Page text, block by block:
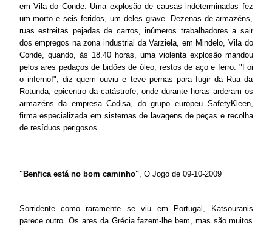
em Vila do Conde. Uma explosão de causas indeterminadas fez
um morto e seis feridos, um deles grave. Dezenas de armazéns,
ruas estreitas pejadas de carros, inúmeros trabalhadores a sair
dos empregos na zona industrial da Varziela, em Mindelo, Vila do
Conde, quando, às 18.40 horas, uma violenta explosão mandou
pelos ares pedaços de bidões de óleo, restos de aço e ferro. "Foi
o inferno!", diz quem ouviu e teve pernas para fugir da Rua da
Rotunda, epicentro da catástrofe, onde durante horas arderam os
armazéns da empresa Codisa, do grupo europeu SafetyKleen,
firma especializada em sistemas de lavagens de peças e recolha
de resíduos perigosos.
"Benfica está no bom caminho", O Jogo de 09-10-2009
Sorridente como raramente se viu em Portugal, Katsouranis
parece outro. Os ares da Grécia fazem-lhe bem, mas são muitos